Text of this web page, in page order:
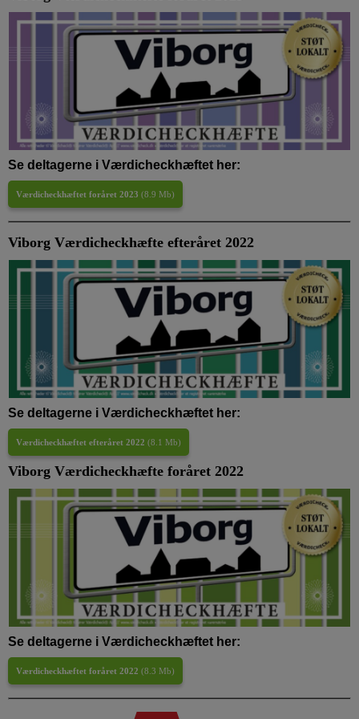
Se deltagerne i Værdicheckhæftet her:
Værdicheckhæftet foråret 2023 (8.9 Mb)
Viborg Værdicheckhæfte efteråret 2022
Se deltagerne i Værdicheckhæftet her:
Værdicheckhæftet efteråret 2022 (8.1 Mb)
Viborg Værdicheckhæfte foråret 2022
Se deltagerne i Værdicheckhæftet her:
Værdicheckhæftet foråret 2022 (8.3 Mb)